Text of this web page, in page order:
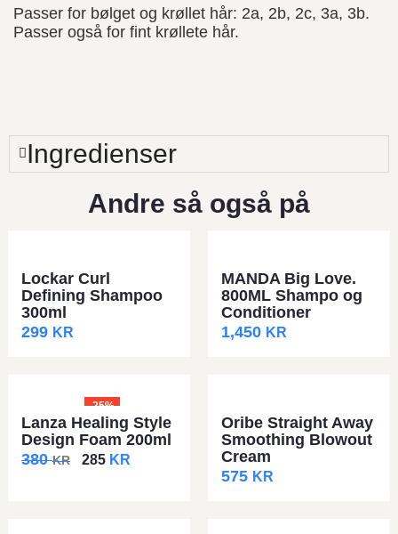
Passer for bølget og krøllet hår: 2a, 2b, 2c, 3a, 3b.
Passer også for fint krøllete hår.
Ingredienser
Andre så også på
Lockar Curl
Defining Shampoo
300ml
299 KR
MANDA Big Love.
800ML Shampo og
Conditioner
1,450 KR
-25%
Lanza Healing Style
Design Foam 200ml
380KR 285 KR
Oribe Straight Away
Smoothing Blowout
Cream
575 KR